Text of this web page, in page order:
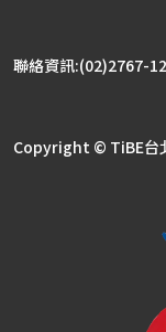
聯絡資訊:(02)2767-
Copyright © TiBE台